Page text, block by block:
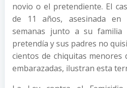
novio o el pretendiente. El
de 11 años, asesinada en
semanas junto a su
pretendía y sus padres no
cientos de chiquitas menores
embarazadas, ilustran esta